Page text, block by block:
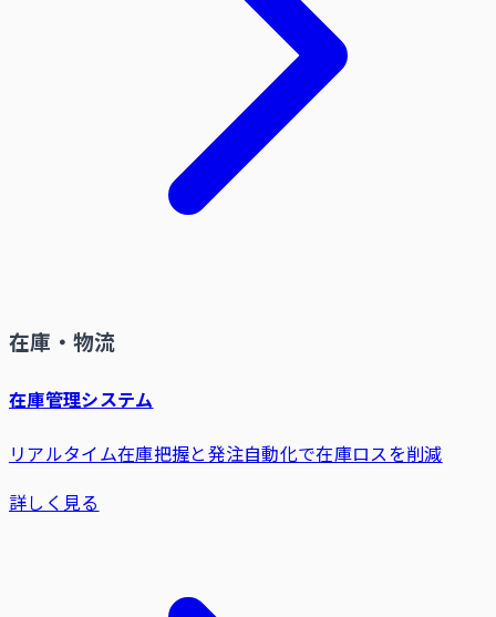
在庫・物流
在庫管理システム
リアルタイム在庫把握と発注自動化で在庫ロスを削減
詳しく見る